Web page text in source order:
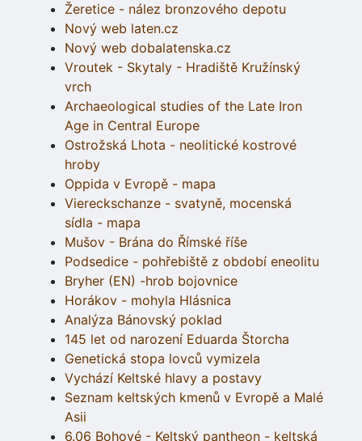
Žeretice - nález bronzového depotu
Nový web laten.cz
Nový web dobalatenska.cz
Vroutek - Skytaly - Hradiště Kružínský
vrch
Archaeological studies of the Late Iron
Age in Central Europe
Ostrožská Lhota - neolitické kostrové
hroby
Oppida v Evropě - mapa
Viereckschanze - svatyně, mocenská
sídla - mapa
Mušov - Brána do Římské říše
Podsedice - pohřebiště z období eneolitu
Bryher (EN) -hrob bojovnice
Horákov - mohyla Hlásnica
Analýza Bánovský poklad
145 let od narození Eduarda Štorcha
Genetická stopa lovců vymizela
Vychází Keltské hlavy a postavy
Seznam keltských kmenů v Evropě a Malé
Asii
6.06 Bohové - Keltský pantheon - keltská